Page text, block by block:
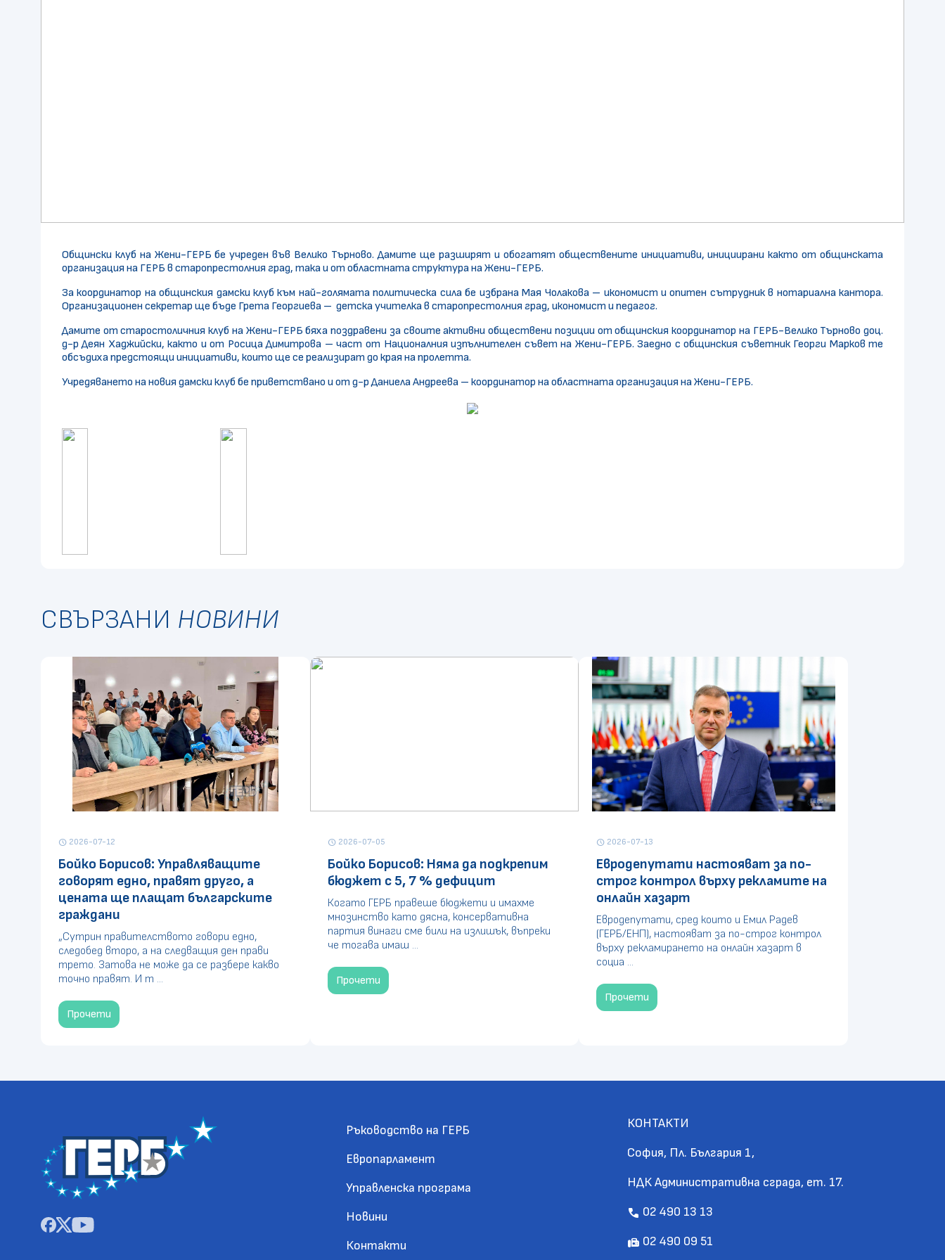
Общински клуб на Жени-ГЕРБ бе учреден във Велико Търново. Дамите ще разширят и обогатят обществените инициативи, инициирани както от общинската
организация на ГЕРБ в старопрестолния град, така и от областната структура на Жени-ГЕРБ.
За координатор на общинския дамски клуб към най-голямата политическа сила бе избрана Мая Чолакова – икономист и опитен сътрудник в нотариална кантора.
Организационен секретар ще бъде Грета Георгиева – детска учителка в старопрестолния град, икономист и педагог.
Дамите от старостоличния клуб на Жени-ГЕРБ бяха поздравени за своите активни обществени позиции от общинския координатор на ГЕРБ-Велико Търново доц.
д-р Деян Хаджийски, както и от Росица Димитрова – част от Националния изпълнителен съвет на Жени-ГЕРБ. Заедно с общинския съветник Георги Марков те
обсъдиха предстоящи инициативи, които ще се реализират до края на пролетта.
Учредяването на новия дамски клуб бе приветствано и от д-р Даниела Андреева – координатор на областната организация на Жени-ГЕРБ.
СВЪРЗАНИ НОВИНИ
schedule2026-07-12
Бойко Борисов: Управляващите
говорят едно, правят друго, а
цената ще плащат българските
граждани
„Сутрин правителството говори едно,
следобед второ, а на следващия ден прави
трето. Затова не може да се разбере какво
точно правят. И т ...
Прочети
schedule2026-07-05
Бойко Борисов: Няма да подкрепим
бюджет с 5, 7 % дефицит
Когато ГЕРБ правеше бюджети и имахме
мнозинство като дясна, консервативна
партия винаги сме били на излишък, въпреки
че тогава имаш ...
Прочети
schedule 2026-07-13
Евродепутати настояват за по-
строг контрол върху рекламите на
онлайн хазарт
Евродепутати, сред които и Емил Радев
(ГЕРБ/ЕНП), настояват за по-строг контрол
върху рекламирането на онлайн хазарт в
социа ...
Прочети
Ръководство на ГЕРБ
Европарламент
Управленска програма
Новини
Контакти
КОНТАКТИ
София, Пл. България 1,
НДК Административна сграда, ет. 17.
call 02 490 13 13
fax 02 490 09 51